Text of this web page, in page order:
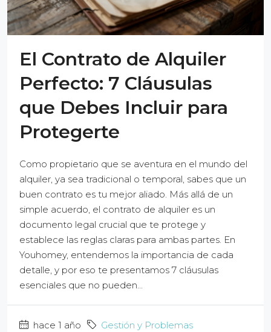
El Contrato de Alquiler
Perfecto: 7 Cláusulas
que Debes Incluir para
Protegerte
Como propietario que se aventura en el mundo del
alquiler, ya sea tradicional o temporal, sabes que un
buen contrato es tu mejor aliado. Más allá de un
simple acuerdo, el contrato de alquiler es un
documento legal crucial que te protege y
establece las reglas claras para ambas partes. En
Youhomey, entendemos la importancia de cada
detalle, y por eso te presentamos 7 cláusulas
esenciales que no pueden...
hace 1 año Gestión y Problemas